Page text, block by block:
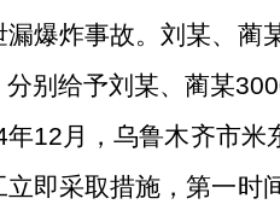
爆炸事故。刘某、蔺
别给予刘某、蔺某
年12月，乌鲁木齐市米
立即采取措施，第一时